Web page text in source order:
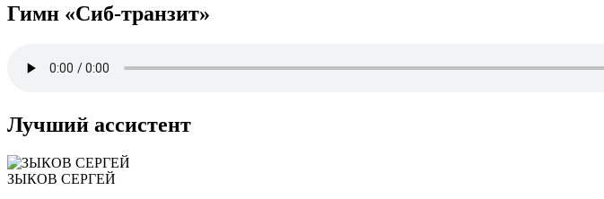
Гимн «Сиб-транзит»
Лучший ассистент
ЗЫКОВ СЕРГЕЙ